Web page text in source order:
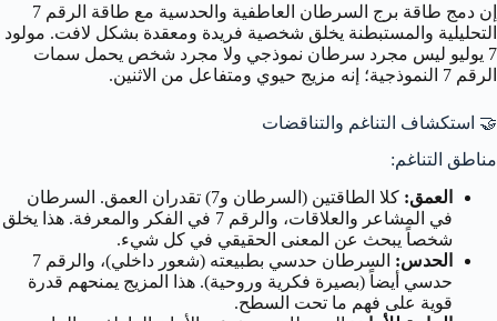
إن دمج طاقة برج السرطان العاطفية والحدسية مع طاقة الرقم 7
التحليلية والمستبطنة يخلق شخصية فريدة ومعقدة بشكل لافت. مولود
7 يوليو ليس مجرد سرطان نموذجي ولا مجرد شخص يحمل سمات
الرقم 7 النموذجية؛ إنه مزيج حيوي ومتفاعل من الاثنين.
🤝 استكشاف التناغم والتناقضات
مناطق التناغم:
العمق:
كلا الطاقتين (السرطان و7) تقدران العمق. السرطان
في المشاعر والعلاقات، والرقم 7 في الفكر والمعرفة. هذا يخلق
شخصاً يبحث عن المعنى الحقيقي في كل شيء.
الحدس:
السرطان حدسي بطبيعته (شعور داخلي)، والرقم 7
حدسي أيضاً (بصيرة فكرية وروحية). هذا المزيج يمنحهم قدرة
قوية على فهم ما تحت السطح.